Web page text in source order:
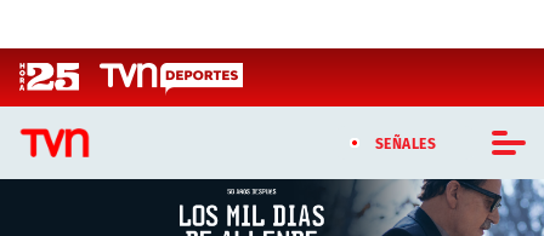
SEÑALES
CASTING MASTERCHEF CHILE